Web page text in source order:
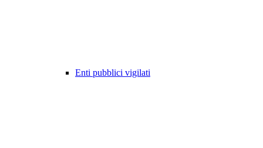
Enti pubblici vigilati